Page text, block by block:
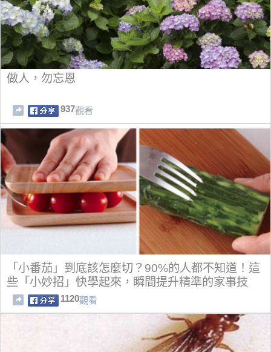
做人，勿忘恩
937觀看
「小番茄」到底該怎麼切？90%的人都不知道！這
些「小妙招」快學起來，瞬間提升精準的家事技
巧！
1120觀看